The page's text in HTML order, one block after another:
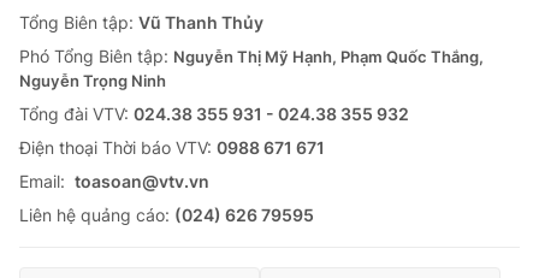
Tổng Biên tập: Vũ Thanh Thủy
Phó Tổng Biên tập: Nguyễn Thị Mỹ Hạnh, Phạm Quốc Thắng,
Nguyễn Trọng Ninh
Tổng đài VTV: 024.38 355 931 - 024.38 355 932
Ðiện thoại Thời báo VTV: 0988 671 671
Email: toasoan@vtv.vn
Liên hệ quảng cáo: (024) 626 79595